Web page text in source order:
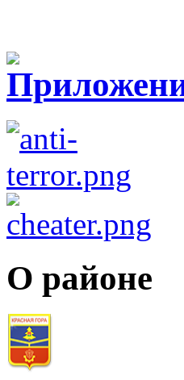
О районе